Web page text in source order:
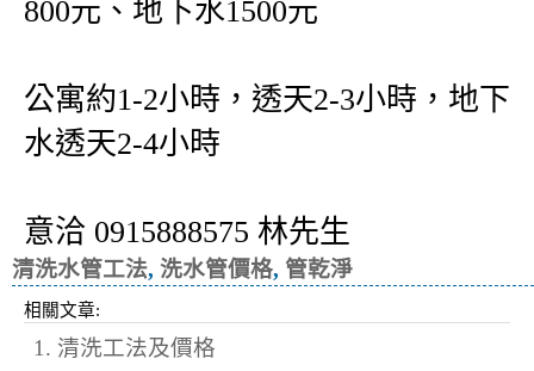
800元、地下水1500元
公寓約1-2小時，透天2-3小時，地下
水透天2-4小時
意洽 0915888575 林先生
清洗水管工法, 洗水管價格, 管乾淨
相關文章:
1. 清洗工法及價格